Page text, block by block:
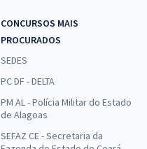
CONCURSOS MAIS
PROCURADOS
SEDES
PC DF - DELTA
PM AL - Polícia Militar do Estado
de Alagoas
SEFAZ CE - Secretaria da